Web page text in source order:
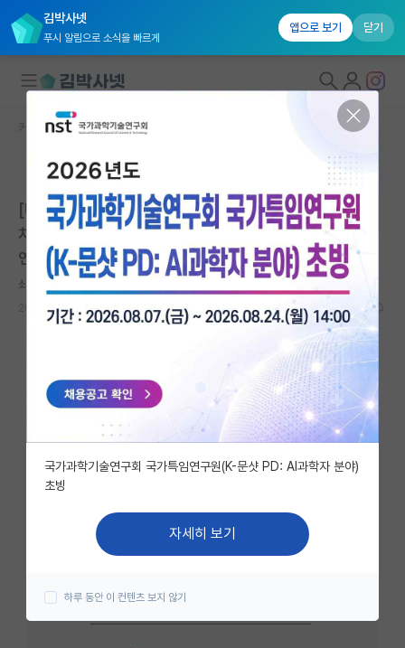
김박사넷
푸시 알림으로 소식을 빠르게
앱으로 보기 닫기
연구실&오픈랩
커뮤니티
커뮤니티 홈
IF 명예의전당
자유 게시판(아무개랩)
미국 유학 게시판
미국 대학원 합격 후기 게시판
대학원생 모집 게시판
연구실(PI) 홍보 게시판
커뮤니티 홈 대학원생 모집 게시판
본문이 수정되지 않는 박제글입니다.
[UST-KIOST(한국해양과학기술원)] 2026년도 후기 2
차 신입생 모집 안내 | 한국해양과학기술원 기후대응생태
연구부 | 마감: 2026.06.30. 23:59
쇠약한 한강
2026.06.30 0 798
국가과학기술연구회 국가특임연구원(K-문샷 PD: AI과학자 분야)
초빙
자세히 보기
하루 동안 이 컨텐츠 보지 않기